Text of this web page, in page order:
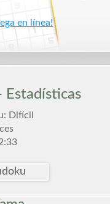
en línea!
Estadísticas
Difícil